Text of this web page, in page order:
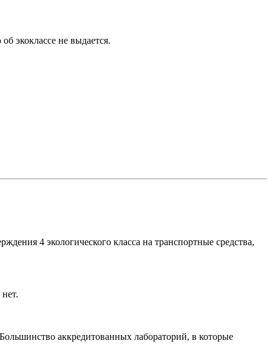
экоклассе не выдается.
4 экологического класса на транспортные средства,
аккредитованных лабораторий, в которые